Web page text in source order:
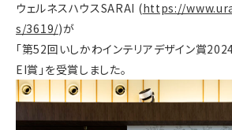
ウェルネスハウスSARAI (https://
s/3619/)が
「第52回いしかわインテリアデザイン賞
EI賞」を受賞しました。